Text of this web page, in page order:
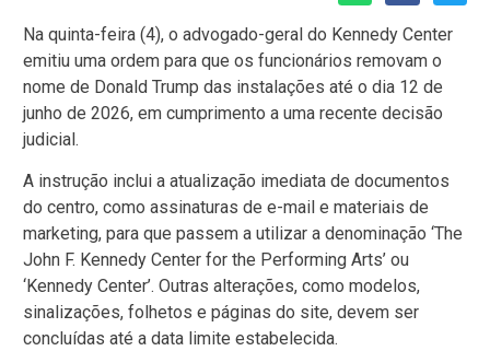
Na quinta-feira (4), o advogado-geral do Kennedy Center
emitiu uma ordem para que os funcionários removam o
nome de Donald Trump das instalações até o dia 12 de
junho de 2026, em cumprimento a uma recente decisão
judicial.
A instrução inclui a atualização imediata de documentos
do centro, como assinaturas de e-mail e materiais de
marketing, para que passem a utilizar a denominação ‘The
John F. Kennedy Center for the Performing Arts’ ou
‘Kennedy Center’. Outras alterações, como modelos,
sinalizações, folhetos e páginas do site, devem ser
concluídas até a data limite estabelecida.